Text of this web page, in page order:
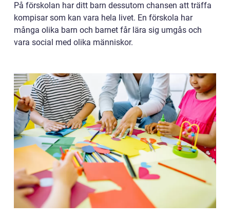
På förskolan har ditt barn dessutom chansen att träffa
kompisar som kan vara hela livet. En förskola har
många olika barn och barnet får lära sig umgås och
vara social med olika människor.